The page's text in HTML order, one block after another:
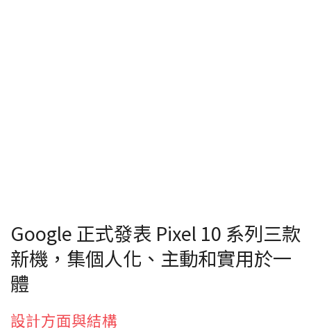
Google 正式發表 Pixel 10 系列三款
新機，集個人化、主動和實用於一
體
設計方面與結構